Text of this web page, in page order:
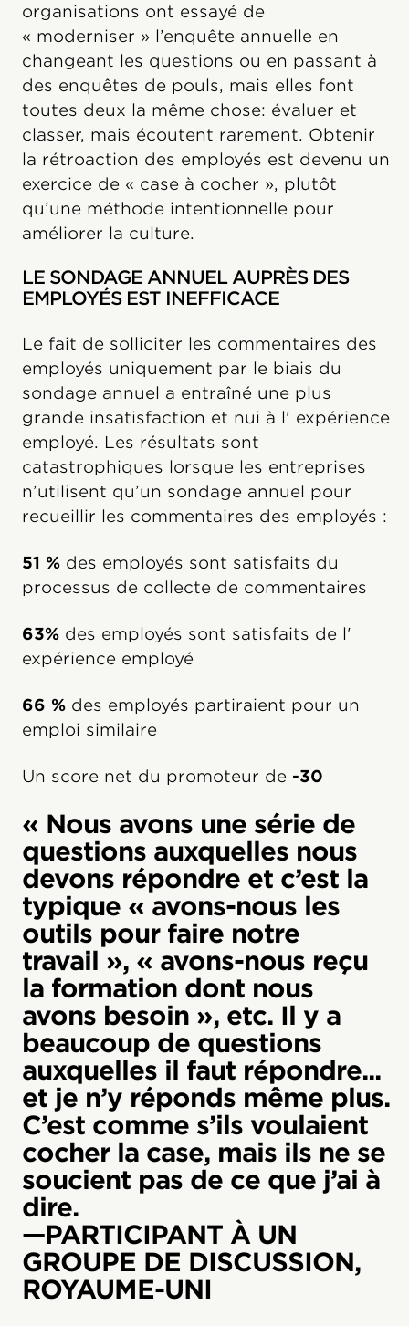
organisations ont essayé de
« moderniser » l’enquête annuelle en
changeant les questions ou en passant à
des enquêtes de pouls, mais elles font
toutes deux la même chose: évaluer et
classer, mais écoutent rarement. Obtenir
la rétroaction des employés est devenu un
exercice de « case à cocher », plutôt
qu’une méthode intentionnelle pour
améliorer la culture.
LE SONDAGE ANNUEL AUPRÈS DES
EMPLOYÉS EST INEFFICACE
Le fait de solliciter les commentaires des
employés uniquement par le biais du
sondage annuel a entraîné une plus
grande insatisfaction et nui à l' expérience
employé. Les résultats sont
catastrophiques lorsque les entreprises
n’utilisent qu’un sondage annuel pour
recueillir les commentaires des employés :
51 % des employés sont satisfaits du
processus de collecte de commentaires
63% des employés sont satisfaits de l'
expérience employé
66 % des employés partiraient pour un
emploi similaire
Un score net du promoteur de -30
« Nous avons une série de
questions auxquelles nous
devons répondre et c’est la
typique « avons-nous les
outils pour faire notre
travail », « avons-nous reçu
la formation dont nous
avons besoin », etc. Il y a
beaucoup de questions
auxquelles il faut répondre...
et je n’y réponds même plus.
C’est comme s’ils voulaient
cocher la case, mais ils ne se
soucient pas de ce que j’ai à
dire.
—PARTICIPANT À UN
GROUPE DE DISCUSSION,
ROYAUME-UNI